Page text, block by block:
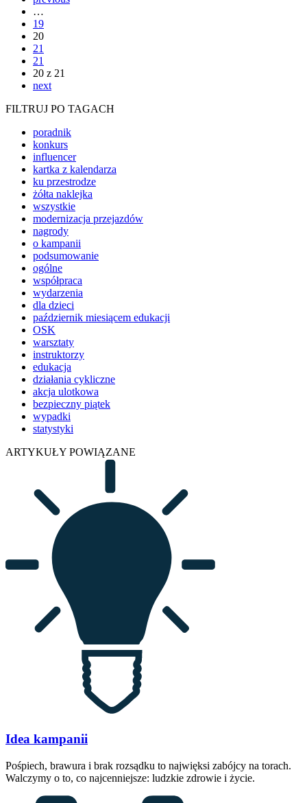
…
19
20
21
21
20 z 21
next
FILTRUJ PO TAGACH
poradnik
konkurs
influencer
kartka z kalendarza
ku przestrodze
żółta naklejka
wszystkie
modernizacja przejazdów
nagrody
o kampanii
podsumowanie
ogólne
współpraca
wydarzenia
dla dzieci
październik miesiącem edukacji
OSK
warsztaty
instruktorzy
edukacja
działania cykliczne
akcja ulotkowa
bezpieczny piątek
wypadki
statystyki
ARTYKUŁY POWIĄZANE
Idea kampanii
Pośpiech, brawura i brak rozsądku to najwięksi zabójcy na torach.
Walczymy o to, co najcenniejsze: ludzkie zdrowie i życie.